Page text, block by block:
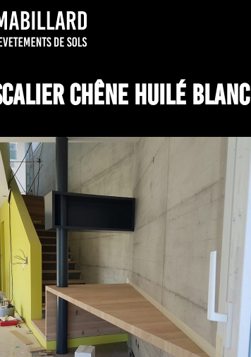
CHÊNE HUILÉ BLANC